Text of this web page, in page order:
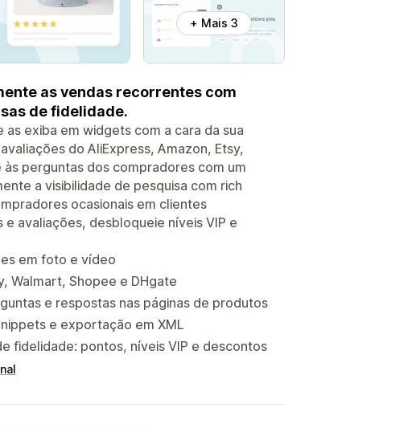
+ Mais 3
as vendas recorrentes com
de fidelidade.
exiba em widgets com a cara da sua
do AliExpress, Amazon, Etsy,
perguntas dos compradores com um
a visibilidade de pesquisa com rich
ocasionais em clientes
avaliações, desbloqueie níveis VIP e
em foto e vídeo
Walmart, Shopee e DHgate
e respostas nas páginas de produtos
e exportação em XML
fidelidade: pontos, níveis VIP e descontos